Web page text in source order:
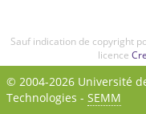
Sauf indication de copyright
licence
© 2004-2026 Université
Technologies - SEMM